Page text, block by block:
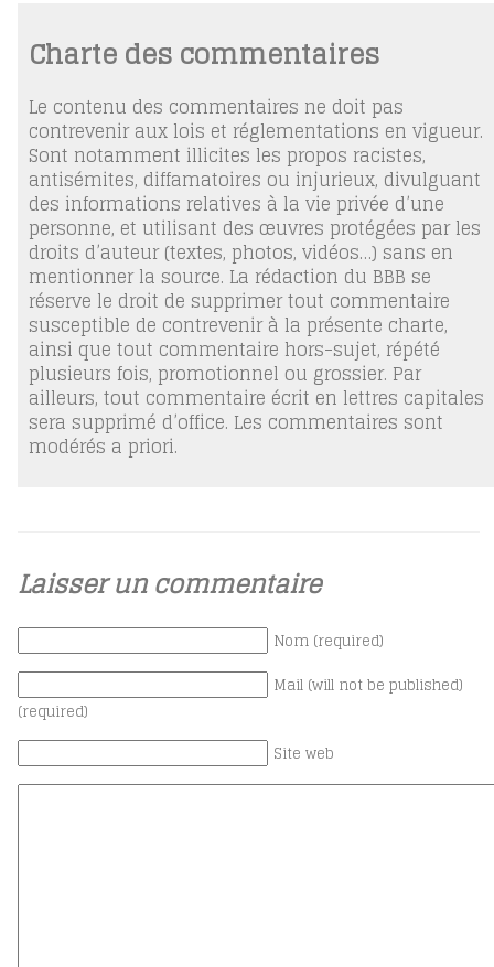
Charte des commentaires
Le contenu des commentaires ne doit pas
contrevenir aux lois et réglementations en vigueur.
Sont notamment illicites les propos racistes,
antisémites, diffamatoires ou injurieux, divulguant
des informations relatives à la vie privée d’une
personne, et utilisant des œuvres protégées par les
droits d’auteur (textes, photos, vidéos…) sans en
mentionner la source. La rédaction du BBB se
réserve le droit de supprimer tout commentaire
susceptible de contrevenir à la présente charte,
ainsi que tout commentaire hors-sujet, répété
plusieurs fois, promotionnel ou grossier. Par
ailleurs, tout commentaire écrit en lettres capitales
sera supprimé d’office. Les commentaires sont
modérés a priori.
Laisser un commentaire
Nom (required)
Mail (will not be published)
(required)
Site web